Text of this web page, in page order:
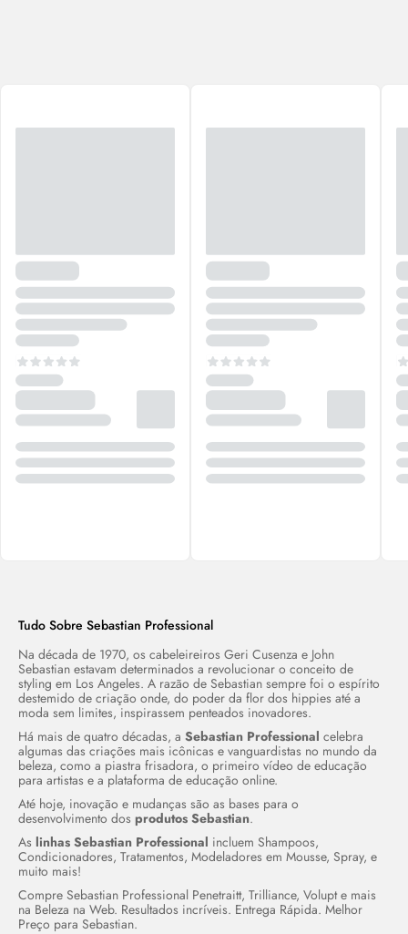
Tudo Sobre Sebastian Professional
Na década de 1970, os cabeleireiros Geri Cusenza e John
Sebastian estavam determinados a revolucionar o conceito de
styling em Los Angeles. A razão de Sebastian sempre foi o espírito
destemido de criação onde, do poder da flor dos hippies até a
moda sem limites, inspirassem penteados inovadores.
Há mais de quatro décadas, aSebastian Professional celebra
algumas das criações mais icônicas e vanguardistas no mundo da
beleza, como a piastra frisadora, o primeiro vídeo de educação
para artistas e a plataforma de educaçãoonline.
Até hoje, inovação e mudanças são as bases para o
desenvolvimento dosprodutos Sebastian.
Aslinhas Sebastian Professional incluem Shampoos,
Condicionadores, Tratamentos, Modeladores em Mousse, Spray, e
muito mais!
Compre Sebastian Professional Penetraitt, Trilliance, Volupt e mais
na Beleza na Web. Resultados incríveis. Entrega Rápida. Melhor
Preço para Sebastian.